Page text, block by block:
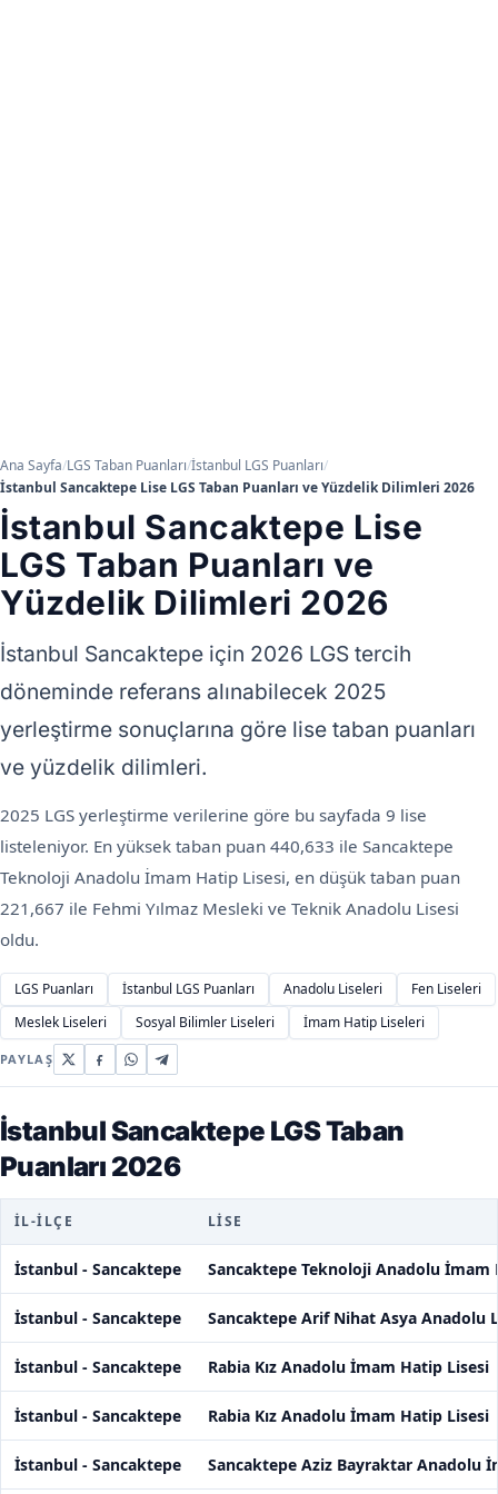
Ana Sayfa/LGS Taban Puanları/İstanbul LGS Puanları/
İstanbul Sancaktepe Lise LGS Taban Puanları ve Yüzdelik Dilimleri 2026
İstanbul Sancaktepe Lise
LGS Taban Puanları ve
Yüzdelik Dilimleri 2026
İstanbul Sancaktepe için 2026 LGS tercih
döneminde referans alınabilecek 2025
yerleştirme sonuçlarına göre lise taban puanları
ve yüzdelik dilimleri.
2025 LGS yerleştirme verilerine göre bu sayfada 9 lise
listeleniyor. En yüksek taban puan 440,633 ile Sancaktepe
Teknoloji Anadolu İmam Hatip Lisesi, en düşük taban puan
221,667 ile Fehmi Yılmaz Mesleki ve Teknik Anadolu Lisesi
oldu.
LGS Puanları İstanbul LGS Puanları Anadolu Liseleri
Fen Liseleri
Meslek Liseleri
Sosyal Bilimler Liseleri İmam Hatip Liseleri
PAYLAŞ
İstanbul Sancaktepe LGS Taban
Puanları 2026
İL-İLÇE LISE
İstanbul - Sancaktepe Sancaktepe Teknoloji Anadolu İmam
İstanbul - Sancaktepe Sancaktepe Arif Nihat Asya Anadolu
İstanbul - Sancaktepe Rabia Kız Anadolu İmam Hatip Lisesi
İstanbul - Sancaktepe Rabia Kız Anadolu İmam Hatip Lisesi
İstanbul - Sancaktepe Sancaktepe Aziz Bayraktar Anadolu